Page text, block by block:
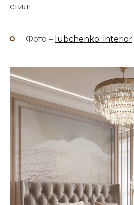
стилі
Фото – lubchenko_interior.